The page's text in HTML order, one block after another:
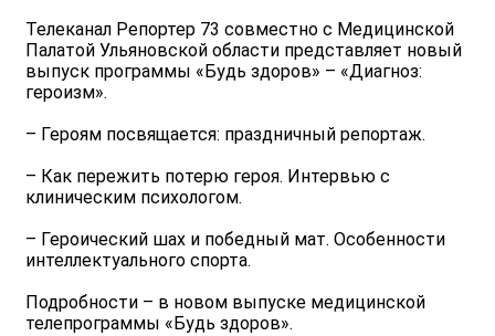
Телеканал Репортер 73 совместно с Медицинской
Палатой Ульяновской области представляет новый
выпуск программы «Будь здоров» – «Диагноз:
героизм».
– Героям посвящается: праздничный репортаж.
– Как пережить потерю героя. Интервью с
клиническим психологом.
– Героический шах и победный мат. Особенности
интеллектуального спорта.
Подробности – в новом выпуске медицинской
телепрограммы «Будь здоров».